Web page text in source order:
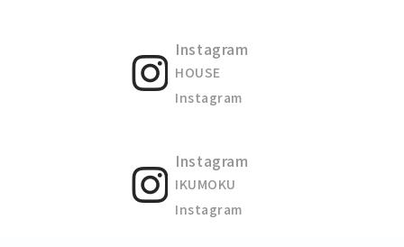
Instagram
HOUSE
Instagram
Instagram
IKUMOKU
Instagram